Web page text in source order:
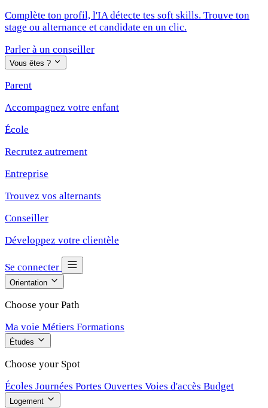
Complète ton profil, l'IA détecte tes soft skills. Trouve ton
stage ou alternance et candidate en un clic.
Parler à un conseiller
Vous êtes ?
Parent
Accompagnez votre enfant
École
Recrutez autrement
Entreprise
Trouvez vos alternants
Conseiller
Développez votre clientèle
Se connecter
Orientation
Choose your Path
Ma voie Métiers Formations
Études
Choose your Spot
Écoles Journées Portes Ouvertes Voies d'accès Budget
Logement